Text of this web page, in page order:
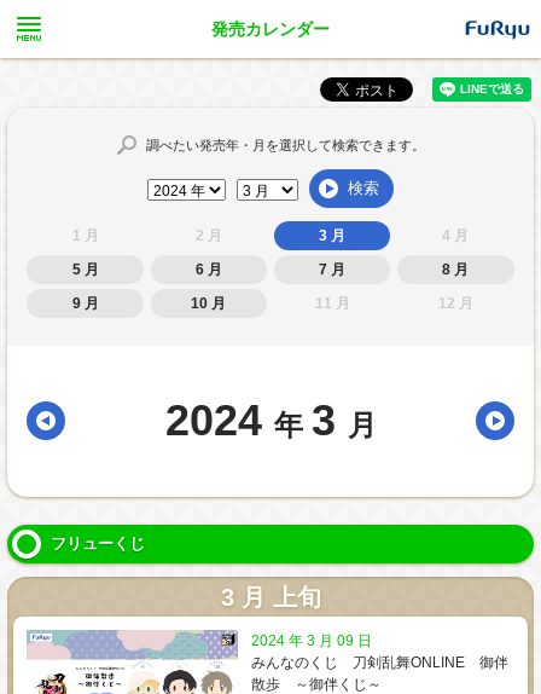
発売カレンダー
調べたい発売年・月を選択して検索できます。
検索
1 月 2 月 3 月
4 月
5 月
6 月 7 月
8 月
9 月
10 月 11 月 12 月
2024 年 3 月
フリューくじ
3 月 上旬
2024 年 3 月 09 日
みんなのくじ 刀剣乱舞ONLINE 御伴
散歩 ～御伴くじ～